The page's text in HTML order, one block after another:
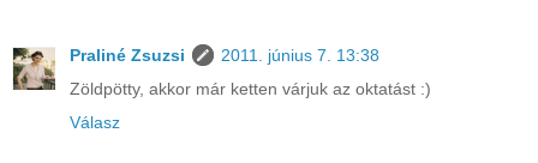
Praliné Zsuzsi
2011. június 7. 13:38
Zöldpötty, akkor már ketten várjuk az oktatást :)
Válasz